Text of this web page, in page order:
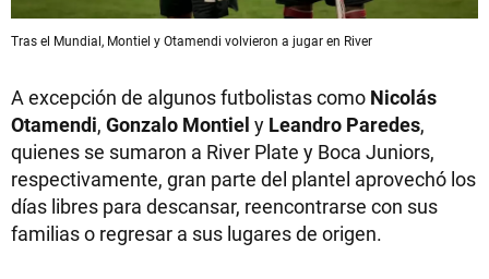
Tras el Mundial, Montiel y Otamendi volvieron a jugar en River
A excepción de algunos futbolistas como Nicolás
Otamendi, Gonzalo Montiel y Leandro Paredes,
quienes se sumaron a River Plate y Boca Juniors,
respectivamente, gran parte del plantel aprovechó los
días libres para descansar, reencontrarse con sus
familias o regresar a sus lugares de origen.